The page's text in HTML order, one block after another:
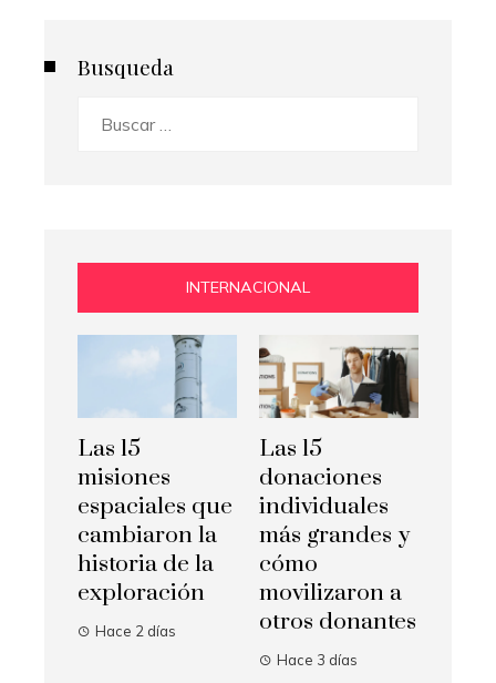
Busqueda
INTERNACIONAL
Las 15
misiones
espaciales que
cambiaron la
historia de la
exploración
Hace 2 días
Las 15
donaciones
individuales
más grandes y
cómo
movilizaron a
otros donantes
Hace 3 días